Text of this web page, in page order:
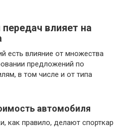
передач влияет на
есть влияние от множества
предложений по
в том числе и от типа
автомобиля
как правило, делают спорткар